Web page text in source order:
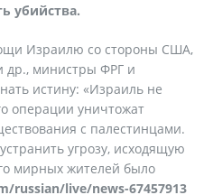
убийства.
Израилю со стороны США,
др., министры ФРГ и
истину: «Израиль не
операции уничтожат
с палестинцами.
угрозу, исходящую
мирных жителей было
russian/live/news-67457913